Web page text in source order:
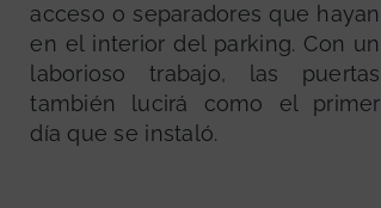
acceso o separadores que hayan
en el interior del parking. Con un
laborioso trabajo, las puertas
también lucirá como el primer
día que se instaló.